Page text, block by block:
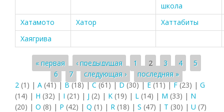
школа
Хатамото
Хатор
Хаттабиты
Хаягрива
Страницы
« первая ‹ предыдущая 1 2 3 4
5
6
7 следующая ›
последняя »
2 (1) | A (41)| B(18)|C(61)|D(30)|E(11)|F(23) | G
(14) | H (32) | I (21) | J (2) | K (19) | L (14) | M (33) | N
(20) | O (8) | P (42) | Q (1) | R (18) | S (47) | T (30) | U (7)